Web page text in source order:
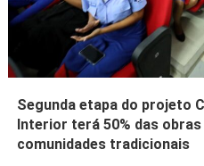
Segunda etapa do projeto
Interior terá 50% das
comunidades tradicionais